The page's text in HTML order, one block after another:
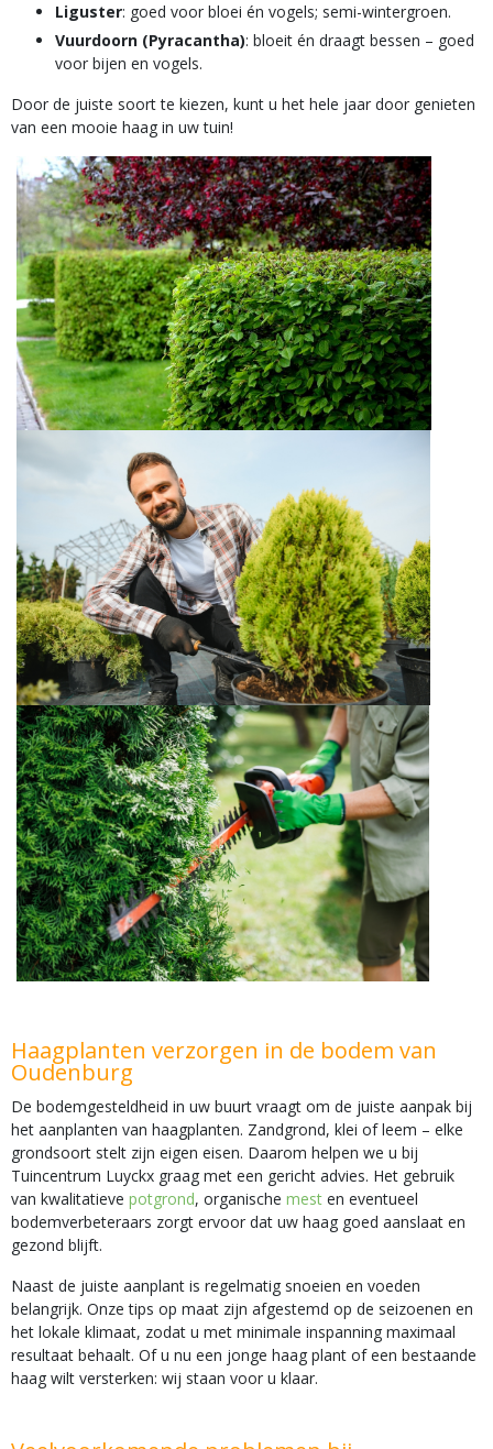
Liguster: goed voor bloei én vogels; semi-wintergroen.
Vuurdoorn (Pyracantha): bloeit én draagt bessen – goed
voor bijen en vogels.
Door de juiste soort te kiezen, kunt u het hele jaar door genieten
van een mooie haag in uw tuin!
Haagplanten verzorgen in de bodem van
Oudenburg
De bodemgesteldheid in uw buurt vraagt om de juiste aanpak bij
het aanplanten van haagplanten. Zandgrond, klei of leem – elke
grondsoort stelt zijn eigen eisen. Daarom helpen we u bij
Tuincentrum Luyckx graag met een gericht advies. Het gebruik
van kwalitatieve potgrond, organische mest en eventueel
bodemverbeteraars zorgt ervoor dat uw haag goed aanslaat en
gezond blijft.
Naast de juiste aanplant is regelmatig snoeien en voeden
belangrijk. Onze tips op maat zijn afgestemd op de seizoenen en
het lokale klimaat, zodat u met minimale inspanning maximaal
resultaat behaalt. Of u nu een jonge haag plant of een bestaande
haag wilt versterken: wij staan voor u klaar.